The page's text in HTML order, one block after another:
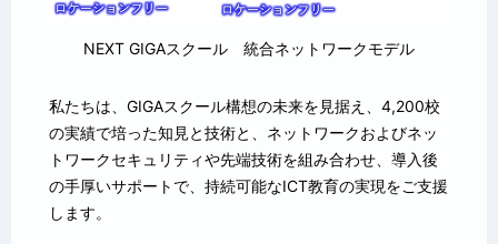
NEXT GIGAスクール 統合ネットワークモデル
私たちは、GIGAスクール構想の未来を見据え、4,200校
の実績で培った知見と技術と、ネットワークおよびネッ
トワークセキュリティや先端技術を組み合わせ、導入後
の手厚いサポートで、持続可能なICT教育の実現をご支援
します。